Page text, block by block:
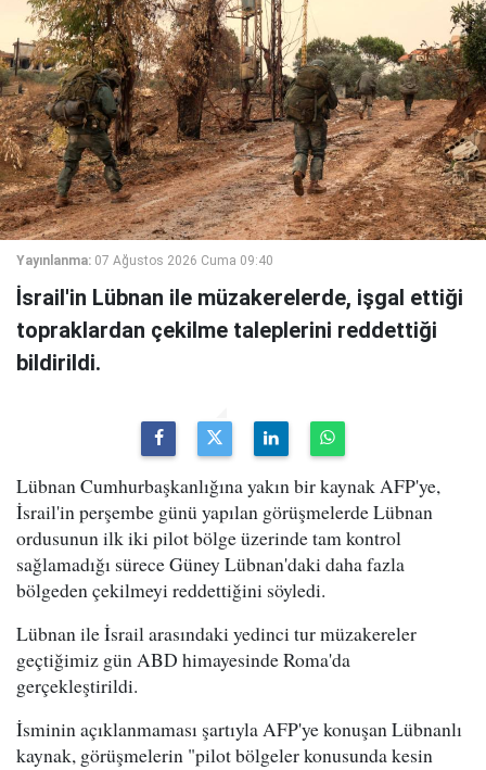
Yayınlanma: 07 Ağustos 2026 Cuma 09:40
İsrail'in Lübnan ile müzakerelerde, işgal ettiği
topraklardan çekilme taleplerini reddettiği
bildirildi.
Lübnan Cumhurbaşkanlığına yakın bir kaynak AFP'ye,
İsrail'in perşembe günü yapılan görüşmelerde Lübnan
ordusunun ilk iki pilot bölge üzerinde tam kontrol
sağlamadığı sürece Güney Lübnan'daki daha fazla
bölgeden çekilmeyi reddettiğini söyledi.
Lübnan ile İsrail arasındaki yedinci tur müzakereler
geçtiğimiz gün ABD himayesinde Roma'da
gerçekleştirildi.
İsminin açıklanmaması şartıyla AFP'ye konuşan Lübnanlı
kaynak, görüşmelerin "pilot bölgeler konusunda kesin